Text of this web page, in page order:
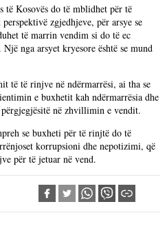
Kosovës do të mblidhet për të
zgjedhjeve, për arsye se
të marrin vendim si do të ec
nga arsyet kryesore është se mund
të të rinjve në ndërmarrësi, ai tha se
e buxhetit kah ndërmarrësia dhe
në zhvillimin e vendit.
se buxheti për të rinjtë do të
korrupsioni dhe nepotizimi, që
për të jetuar në vend.